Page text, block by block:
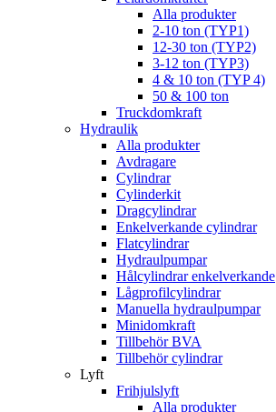
Alla produkter
2-10 ton (TYP1)
12-30 ton (TYP2)
3-12 ton (TYP3)
4 & 10 ton (TYP 4)
50 & 100 ton
Truckdomkraft
Hydraulik
Alla produkter
Avdragare
Cylindrar
Cylinderkit
Dragcylindrar
Enkelverkande cylindrar
Flatcylindrar
Hydraulpumpar
Hålcylindrar enkelverkande
Lågprofilcylindrar
Manuella hydraulpumpar
Minidomkraft
Tillbehör BVA
Tillbehör cylindrar
Lyft
Frihjulslyft
Alla produkter